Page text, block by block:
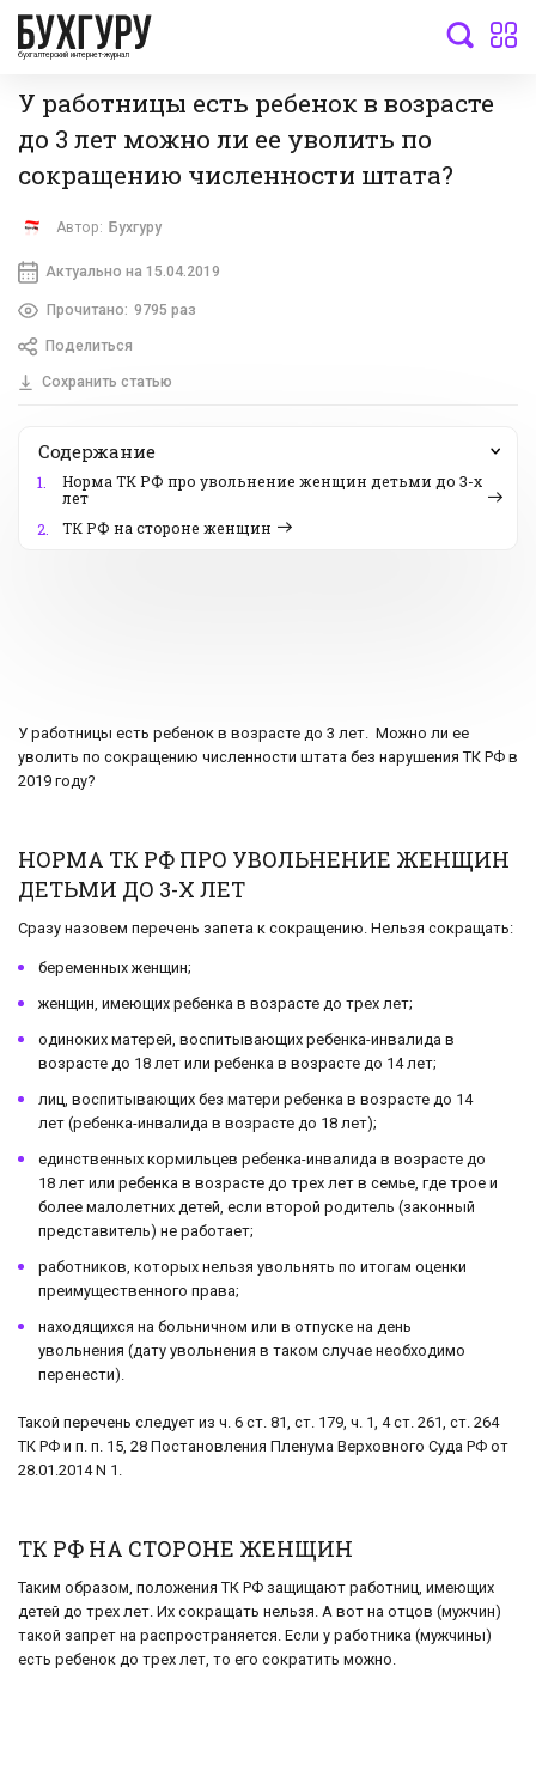
бухгалтерский интернет-журнал
У работницы есть ребенок в возрасте
до 3 лет можно ли ее уволить по
сокращению численности штата?
Автор: Бухгуру
Актуально на 15.04.2019
Прочитано: 9795 раз
Поделиться
Сохранить статью
Содержание
1.
Норма ТК РФ про увольнение женщин детьми до 3-х
лет
2.
ТК РФ на стороне женщин
У работницы есть ребенок в возрасте до 3 лет. Можно ли ее
уволить по сокращению численности штата без нарушения ТК РФ в
2019 году?
НОРМА ТК РФ ПРО УВОЛЬНЕНИЕ ЖЕНЩИН
ДЕТЬМИ ДО 3-Х ЛЕТ
Сразу назовем перечень запета к сокращению. Нельзя сокращать:
беременных женщин;
женщин, имеющих ребенка в возрасте до трех лет;
одиноких матерей, воспитывающих ребенка-инвалида в
возрасте до 18 лет или ребенка в возрасте до 14 лет;
лиц, воспитывающих без матери ребенка в возрасте до 14
лет (ребенка-инвалида в возрасте до 18 лет);
единственных кормильцев ребенка-инвалида в возрасте до
18 лет или ребенка в возрасте до трех лет в семье, где трое и
более малолетних детей, если второй родитель (законный
представитель) не работает;
работников, которых нельзя увольнять по итогам оценки
преимущественного права;
находящихся на больничном или в отпуске на день
увольнения (дату увольнения в таком случае необходимо
перенести).
Такой перечень следует из ч. 6 ст. 81, ст. 179, ч. 1, 4 ст. 261, ст. 264
ТК РФ и п. п. 15, 28 Постановления Пленума Верховного Суда РФ от
28.01.2014 N 1.
ТК РФ НА СТОРОНЕ ЖЕНЩИН
Таким образом, положения ТК РФ защищают работниц, имеющих
детей до трех лет. Их сокращать нельзя. А вот на отцов (мужчин)
такой запрет на распространяется. Если у работника (мужчины)
есть ребенок до трех лет, то его сократить можно.